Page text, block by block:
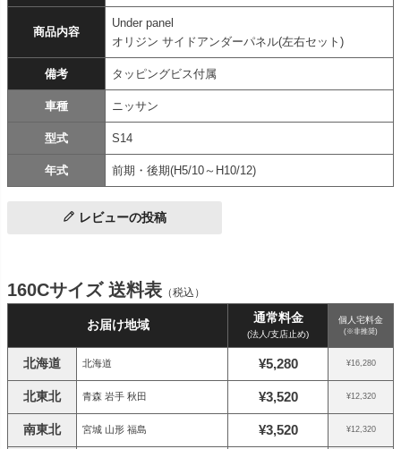
商品内容
Under panel
オリジン サイドアンダーパネル(左右セット)
備考 タッピングビス付属
車種 ニッサン
型式 S14
年式 前期・後期(H5/10～H10/12)
レビューの投稿
160Cサイズ 送料表 （税込）
お届け地域 通常料金
(法人/支店止め)
個人宅料金
(※非推奨)
北海道 北海道 ¥5,280 ¥16,280
北東北 青森 岩手 秋田 ¥3,520 ¥12,320
南東北 宮城 山形 福島 ¥3,520 ¥12,320